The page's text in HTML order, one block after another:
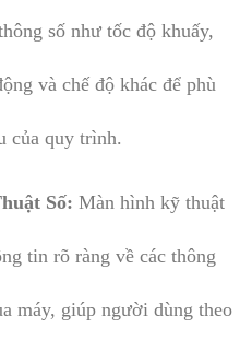
số như tốc độ khuấy,
và chế độ khác để phù
của quy trình.
Số: Màn hình kỹ thuật
tin rõ ràng về các thông
máy, giúp người dùng theo